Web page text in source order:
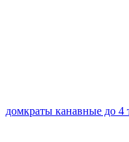
домкраты канавные до 4